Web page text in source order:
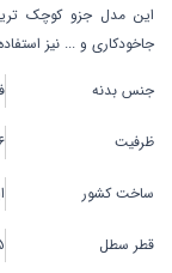
این مدل جزو کوچک
جاخودکاری و ... نیز
جنس بدنه
ظرفیت 6
ساخت کشور
قطر سطل